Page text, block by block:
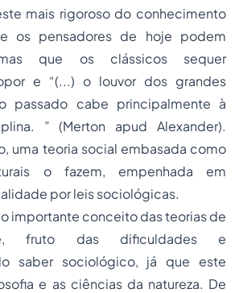
mais rigoroso do conhecimento
os pensadores de hoje podem
que os clássicos sequer
e “(...) o louvor dos grandes
passado cabe principalmente à
” (Merton apud Alexander).
uma teoria social embasada como
o fazem, empenhada em
por leis sociológicas.
importante conceito das teorias de
fruto das dificuldades e
saber sociológico, já que este
e as ciências da natureza. De